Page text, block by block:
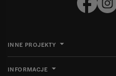
INNE PROJEKTY
INFORMACJE